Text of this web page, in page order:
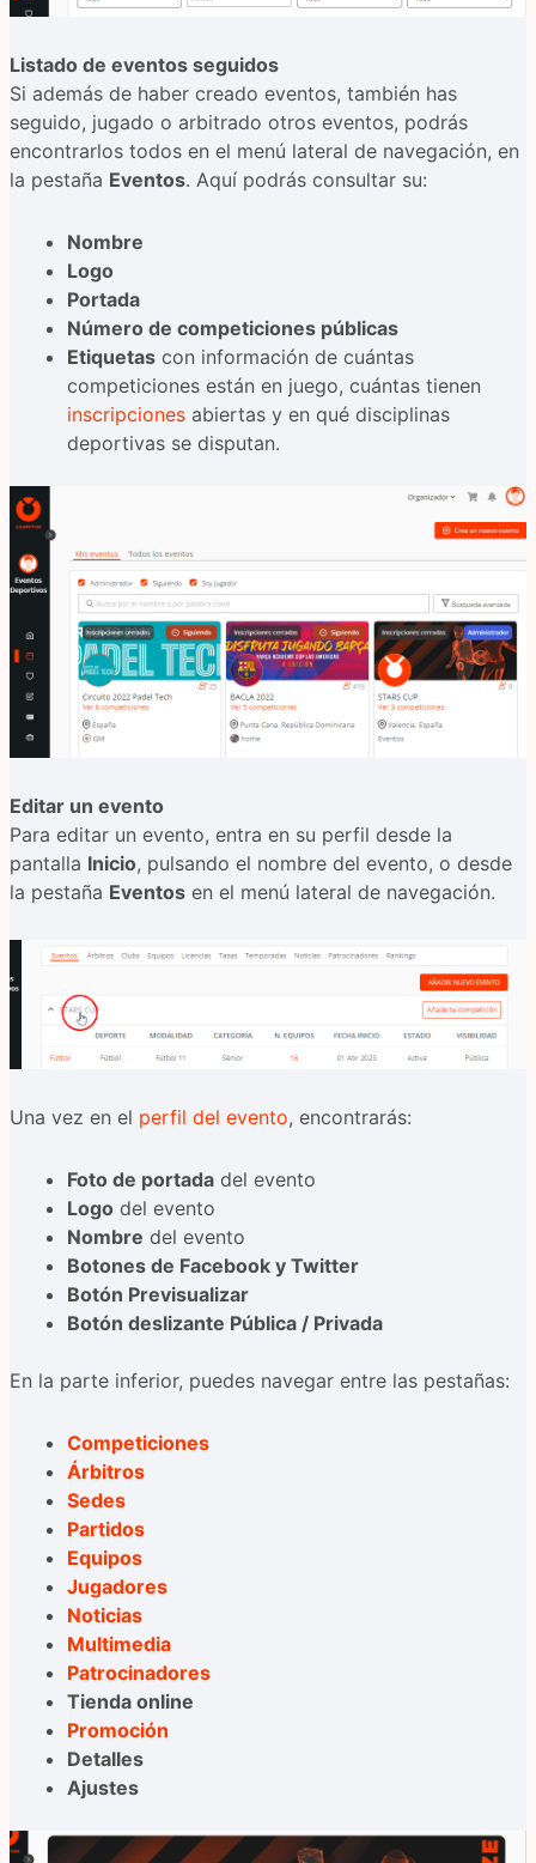
Listado de eventos seguidos
Si además de haber creado eventos, también has
seguido, jugado o arbitrado otros eventos, podrás
encontrarlos todos en el menú lateral de navegación, en
la pestaña Eventos. Aquí podrás consultar su:
Nombre
Logo
Portada
Número de competiciones públicas
Etiquetascon información de cuántas
competiciones están en juego, cuántas tienen
inscripcionesabiertas y en qué disciplinas
deportivas se disputan.
Editar un evento
Para editar un evento, entra en su perfil desde la
pantalla Inicio, pulsando el nombre del evento, o desde
la pestaña Eventosen el menú lateral de navegación.
Una vez en el perfil del evento, encontrarás:
Foto de portadadel evento
Logodel evento
Nombre del evento
Botones de Facebook y Twitter
Botón Previsualizar
Botón deslizante Pública / Privada
En la parte inferior, puedes navegar entre las pestañas:
Competiciones
Árbitros
Sedes
Partidos
Equipos
Jugadores
Noticias
Multimedia
Patrocinadores
Tienda online
Promoción
Detalles
Ajustes